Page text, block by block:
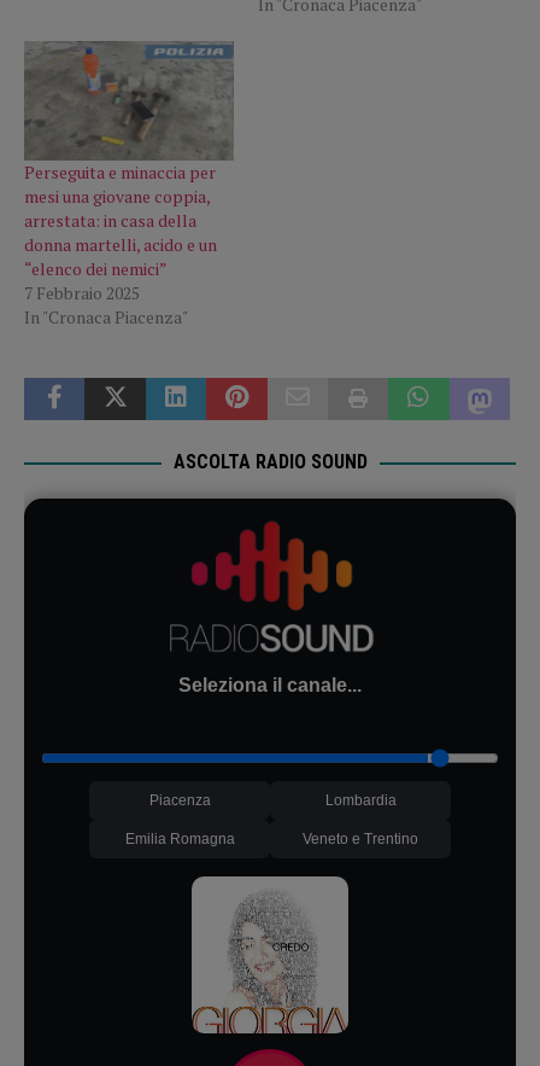
Perseguita e minaccia per
mesi una giovane coppia,
arrestata: in casa della
donna martelli, acido e un
“elenco dei nemici”
7 Febbraio 2025
In "Cronaca Piacenza"
ASCOLTA RADIO SOUND
Seleziona il canale...
Piacenza Lombardia
Emilia Romagna Veneto e Trentino